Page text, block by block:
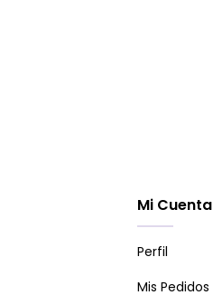
Mi Cuenta
Perfil
Mis Pedidos